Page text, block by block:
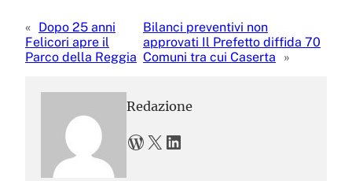
« Dopo 25 anni
Felicori apre il
Parco della Reggia
Bilanci preventivi non
approvati Il Prefetto diffida 70
Comuni tra cui Caserta
»
Redazione
WordPress X LinkedIn